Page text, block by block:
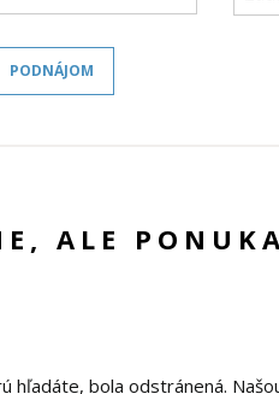
PODNÁJOM
ALE
hľadáte, bola odstránená.